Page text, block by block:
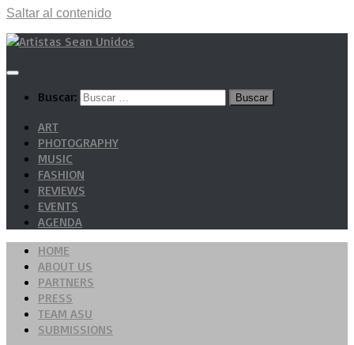
Saltar al contenido
Buscar:
ART
PHOTOGRAPHY
MUSIC
FASHION
REVIEWS
EVENTS
AGENDA
HOME
ABOUT US
PARTNERS
PRESS
TEAM ASU
SUBMISSIONS